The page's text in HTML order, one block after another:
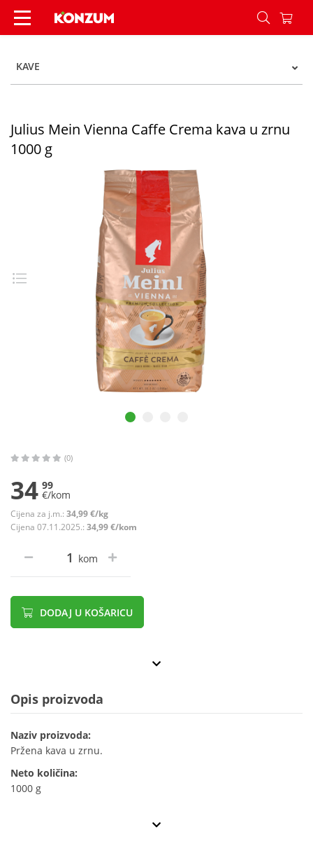
Julius Mein Vienna Caffe Crema kava u zrnu
KAVE
Julius Mein Vienna Caffe Crema kava u zrnu
1000 g
(0)
34 99
€/kom
Cijena za j.m.: 34,99 €/kg
Cijena 07.11.2025.: 34,99 €/kom
kom
DODAJ U KOŠARICU
Opis proizvoda
Naziv proizvoda:
Pržena kava u zrnu.
Neto količina:
1000 g